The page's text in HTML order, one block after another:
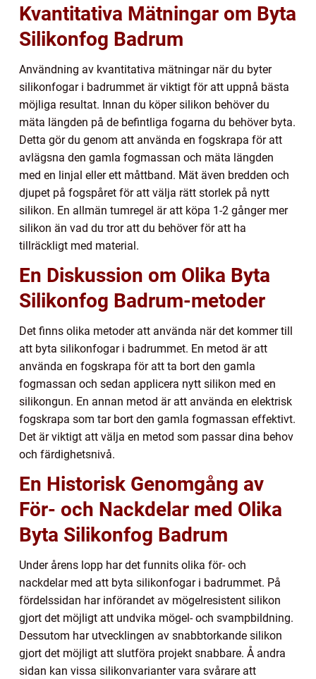
Kvantitativa Mätningar om Byta
Silikonfog Badrum
Användning av kvantitativa mätningar när du byter
silikonfogar i badrummet är viktigt för att uppnå bästa
möjliga resultat. Innan du köper silikon behöver du
mäta längden på de befintliga fogarna du behöver byta.
Detta gör du genom att använda en fogskrapa för att
avlägsna den gamla fogmassan och mäta längden
med en linjal eller ett måttband. Mät även bredden och
djupet på fogspåret för att välja rätt storlek på nytt
silikon. En allmän tumregel är att köpa 1-2 gånger mer
silikon än vad du tror att du behöver för att ha
tillräckligt med material.
En Diskussion om Olika Byta
Silikonfog Badrum-metoder
Det finns olika metoder att använda när det kommer till
att byta silikonfogar i badrummet. En metod är att
använda en fogskrapa för att ta bort den gamla
fogmassan och sedan applicera nytt silikon med en
silikongun. En annan metod är att använda en elektrisk
fogskrapa som tar bort den gamla fogmassan effektivt.
Det är viktigt att välja en metod som passar dina behov
och färdighetsnivå.
En Historisk Genomgång av
För- och Nackdelar med Olika
Byta Silikonfog Badrum
Under årens lopp har det funnits olika för- och
nackdelar med att byta silikonfogar i badrummet. På
fördelssidan har införandet av mögelresistent silikon
gjort det möjligt att undvika mögel- och svampbildning.
Dessutom har utvecklingen av snabbtorkande silikon
gjort det möjligt att slutföra projekt snabbare. Å andra
sidan kan vissa silikonvarianter vara svårare att